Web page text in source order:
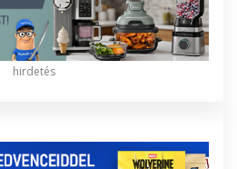
hirdetés